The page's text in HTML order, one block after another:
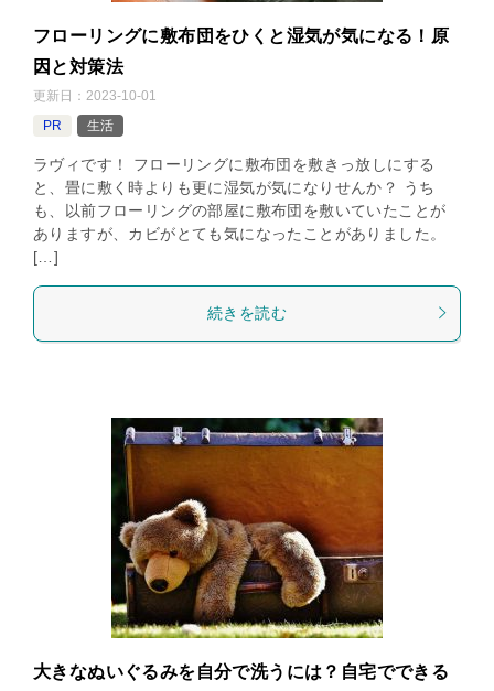
フローリングに敷布団をひくと湿気が気になる！原
因と対策法
更新日： 2023-10-01
PR
生活
ラヴィです！ フローリングに敷布団を敷きっ放しにする
と、畳に敷く時よりも更に湿気が気になりせんか？ うち
も、以前フローリングの部屋に敷布団を敷いていたことが
ありますが、カビがとても気になったことがありました。
[…]
続きを読む
大きなぬいぐるみを自分で洗うには？自宅でできる